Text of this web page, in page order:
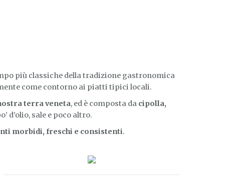
più classiche della tradizione gastronomica
come contorno ai piatti tipici locali.
terra veneta, ed è composta da cipolla,
d’olio, sale e poco altro.
morbidi, freschi e consistenti.